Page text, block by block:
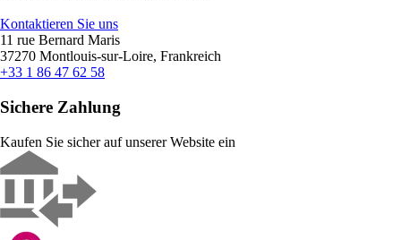
Kontaktieren Sie uns
11 rue Bernard Maris
37270 Montlouis-sur-Loire, Frankreich
+33 1 86 47 62 58
Sichere Zahlung
Kaufen Sie sicher auf unserer Website ein